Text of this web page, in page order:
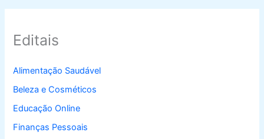
Editais
Alimentação Saudável
Beleza e Cosméticos
Educação Online
Finanças Pessoais